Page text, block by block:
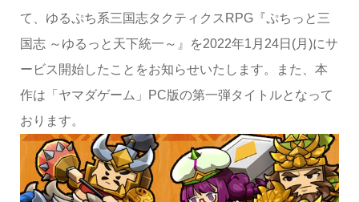
て、ゆるぷち系三国志タクティクスRPG『ぷちっと三
国志 ～ゆるっと天下統一～』を2022年1月24日(月)にサ
ービス開始したことをお知らせいたします。また、本
作は「ヤマダゲーム」PC版の第一弾タイトルとなって
おります。